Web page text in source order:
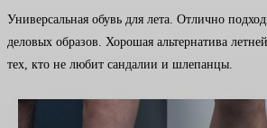
Универсальная обувь для лета. Отлично
деловых образов. Хорошая альтернатива
тех, кто не любит сандалии и шлепанцы.